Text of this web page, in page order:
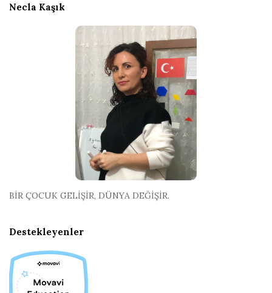
Necla Kaşık
BİR ÇOCUK GELİŞİR, DÜNYA DEĞİŞİR.
Destekleyenler